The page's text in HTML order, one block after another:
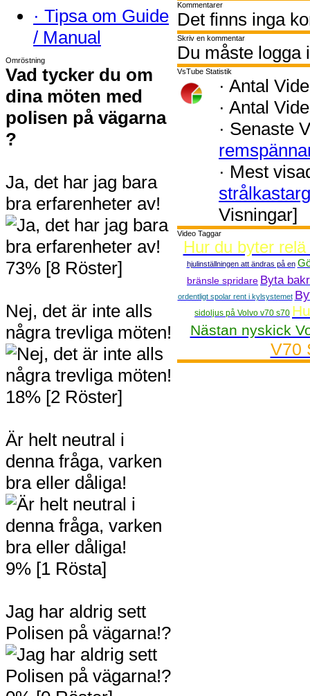
· Tipsa om Guide
/ Manual
Omröstning
Vad tycker du om
dina möten med
polisen på vägarna
?
Ja, det har jag bara
bra erfarenheter av!
73% [8 Röster]
Nej, det är inte alls
några trevliga möten!
18% [2 Röster]
Är helt neutral i
denna fråga, varken
bra eller dåliga!
9% [1 Rösta]
Jag har aldrig sett
Polisen på vägarna!?
Kommentarer
Det finns inga
Skriv en kommentar
Du måste logga
VsTube Statistik
· Antal
· Antal
· Senaste
· Mest
Visningar]
Video Taggar
Hur du byter
hjulinställningen att ändras på en
bränsle spridare Byta
ordentligt spolar rent i kylsystemet
sidoljus på Volvo v70 s70
Nästan nyskick
V70